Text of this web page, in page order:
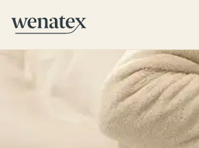
Wenatex Schlafberatung
Produktberatung zu Hause, im